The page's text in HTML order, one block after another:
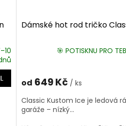
Dámské hot rod tričko
🎯 POTISKNU PRO
od 649 Kč / ks
Classic Kustom Ice je ledová
garáže – nízký...